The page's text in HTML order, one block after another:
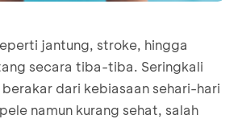
jantung, stroke, hingga
secara tiba-tiba. Seringkali
dari kebiasaan sehari-hari
namun kurang sehat, salah